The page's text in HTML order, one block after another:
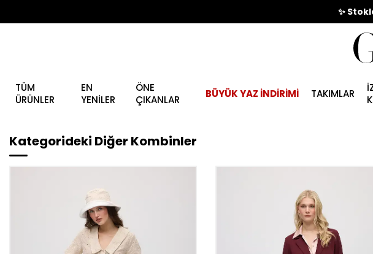
🎉%70'e
✨
TÜM
ÜRÜNLER
EN
YENİLER
ÖNE
ÇIKANLAR
BÜYÜK YAZ İNDİRİMİ TAKIMLAR
Kategorideki Diğer Kombinler